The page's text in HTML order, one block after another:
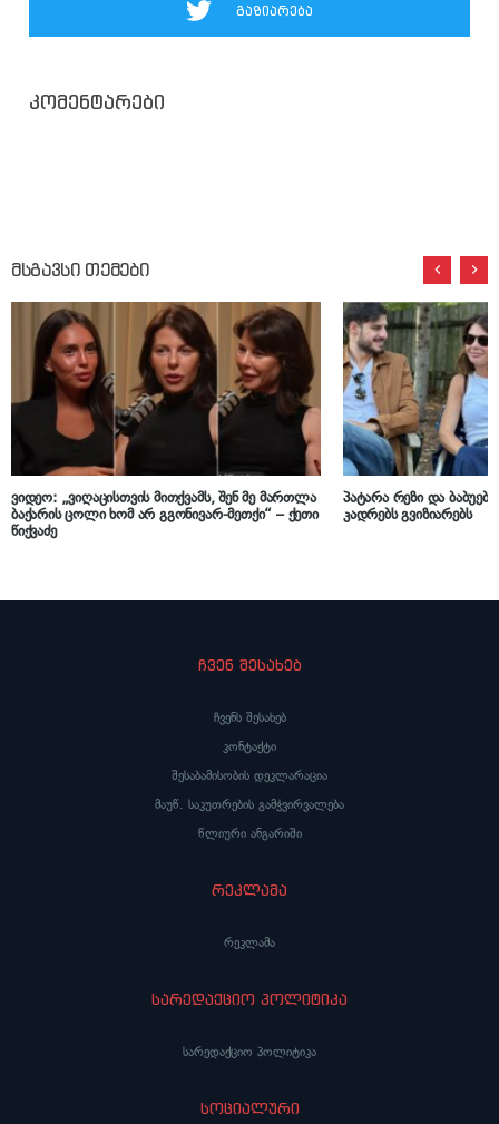
გაზიარება
კომენტარები
მსგავსი თემები
ვიდეო: „ვიღაცისთვის მითქვამს, შენ მე მართლა
ბაქარის ცოლი ხომ არ გგონივარ-მეთქი“ – ქეთი
წიქვაძე
პატარა რეზი და
კადრებს გვიზიარებს
ჩვენ შესახებ
ჩვენს შესახებ
კონტაქტი
შესაბამისობის დეკლარაცია
მაუწ. საკუთრების გამჭვირვალება
წლიური ანგარიში
რეკლამა
რეკლამა
სარედაქციო პოლიტიკა
სარედაქციო პოლიტიკა
სოციალური